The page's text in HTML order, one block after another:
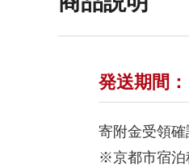
発送期間：
寄附金受領確
※京都市宿泊